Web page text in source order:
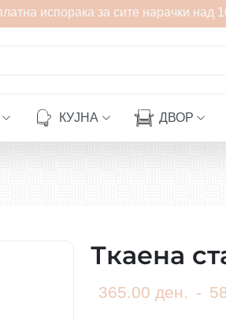
испорака за сите нарачки над
КУЈНА ДВОР
Ткаена
365.00 ден. -